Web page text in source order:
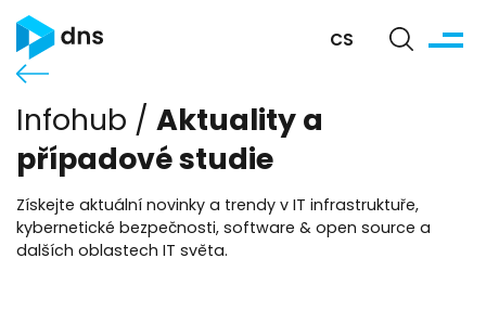
CS
Infohub / Aktuality a
případové studie
Získejte aktuální novinky a trendy v IT infrastruktuře,
kybernetické bezpečnosti, software & open source a
dalších oblastech IT světa.